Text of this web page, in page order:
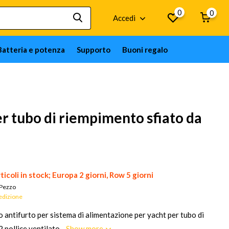
Accedi
0 0
e potenza Supporto Buoni regalo
tubo di riempimento sfiato da
in stock; Europa 2 giorni, Row 5 giorni
antifurto per sistema di alimentazione per yacht per tubo di